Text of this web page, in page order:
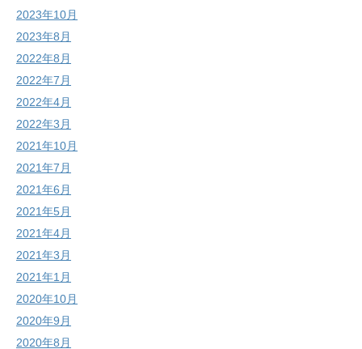
2023年10月
2023年8月
2022年8月
2022年7月
2022年4月
2022年3月
2021年10月
2021年7月
2021年6月
2021年5月
2021年4月
2021年3月
2021年1月
2020年10月
2020年9月
2020年8月